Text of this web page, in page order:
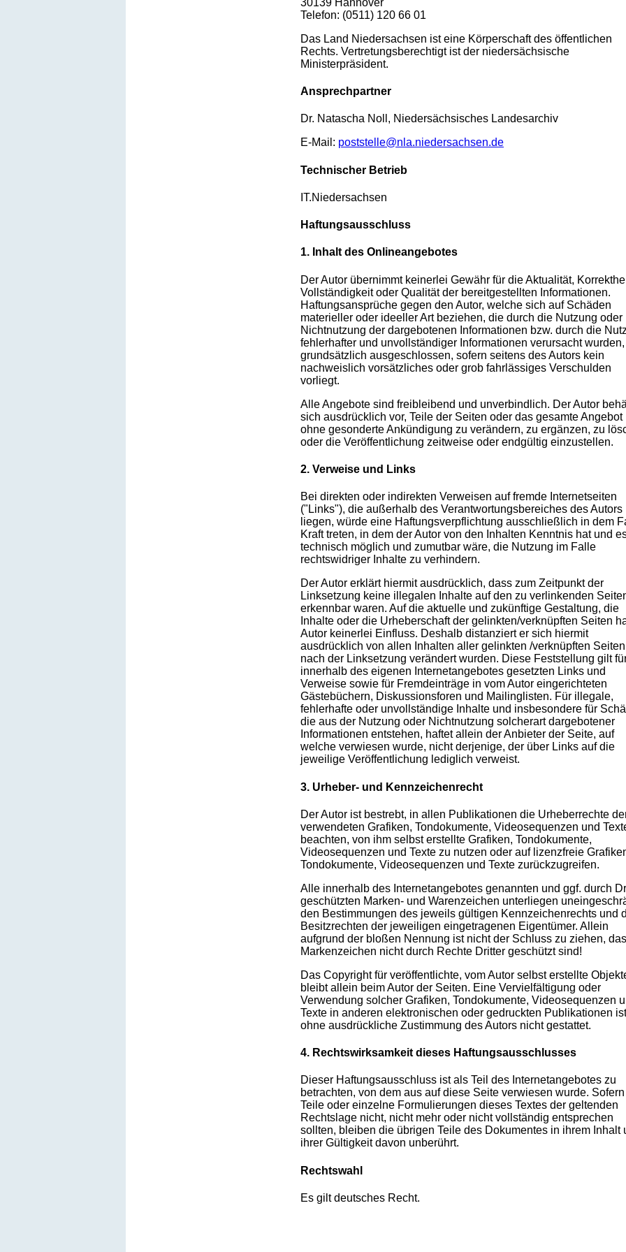
Telefon: (0511) 120 66 01
Das Land Niedersachsen ist eine Körperschaft des öffentlichen
Rechts. Vertretungsberechtigt ist der niedersächsische
Ministerpräsident.
Ansprechpartner
Dr. Natascha Noll, Niedersächsisches Landesarchiv
E-Mail: poststelle@nla.niedersachsen.de
Technischer Betrieb
IT.Niedersachsen
Haftungsausschluss
1. Inhalt des Onlineangebotes
Der Autor übernimmt keinerlei Gewähr für die Aktualität,
Vollständigkeit oder Qualität der bereitgestellten Informationen.
Haftungsansprüche gegen den Autor, welche sich auf Schäden
materieller oder ideeller Art beziehen, die durch die Nutzung oder
Nichtnutzung der dargebotenen Informationen bzw. durch die
fehlerhafter und unvollständiger Informationen verursacht
grundsätzlich ausgeschlossen, sofern seitens des Autors kein
nachweislich vorsätzliches oder grob fahrlässiges Verschulden
vorliegt.
Alle Angebote sind freibleibend und unverbindlich. Der Autor
sich ausdrücklich vor, Teile der Seiten oder das gesamte Angebot
ohne gesonderte Ankündigung zu verändern, zu ergänzen, zu
oder die Veröffentlichung zeitweise oder endgültig einzustellen.
2. Verweise und Links
Bei direkten oder indirekten Verweisen auf fremde Internetseiten
("Links"), die außerhalb des Verantwortungsbereiches des Autors
liegen, würde eine Haftungsverpflichtung ausschließlich in dem
Kraft treten, in dem der Autor von den Inhalten Kenntnis hat und
technisch möglich und zumutbar wäre, die Nutzung im Falle
rechtswidriger Inhalte zu verhindern.
Der Autor erklärt hiermit ausdrücklich, dass zum Zeitpunkt der
Linksetzung keine illegalen Inhalte auf den zu verlinkenden
erkennbar waren. Auf die aktuelle und zukünftige Gestaltung, die
Inhalte oder die Urheberschaft der gelinkten/verknüpften Seiten
Autor keinerlei Einfluss. Deshalb distanziert er sich hiermit
ausdrücklich von allen Inhalten aller gelinkten /verknüpften
nach der Linksetzung verändert wurden. Diese Feststellung gilt
innerhalb des eigenen Internetangebotes gesetzten Links und
Verweise sowie für Fremdeinträge in vom Autor eingerichteten
Gästebüchern, Diskussionsforen und Mailinglisten. Für illegale,
fehlerhafte oder unvollständige Inhalte und insbesondere für
die aus der Nutzung oder Nichtnutzung solcherart dargebotener
Informationen entstehen, haftet allein der Anbieter der Seite, auf
welche verwiesen wurde, nicht derjenige, der über Links auf die
jeweilige Veröffentlichung lediglich verweist.
3. Urheber- und Kennzeichenrecht
Der Autor ist bestrebt, in allen Publikationen die Urheberrechte
verwendeten Grafiken, Tondokumente, Videosequenzen und
beachten, von ihm selbst erstellte Grafiken, Tondokumente,
Videosequenzen und Texte zu nutzen oder auf lizenzfreie
Tondokumente, Videosequenzen und Texte zurückzugreifen.
Alle innerhalb des Internetangebotes genannten und ggf. durch
geschützten Marken- und Warenzeichen unterliegen
den Bestimmungen des jeweils gültigen Kennzeichenrechts und
Besitzrechten der jeweiligen eingetragenen Eigentümer. Allein
aufgrund der bloßen Nennung ist nicht der Schluss zu ziehen,
Markenzeichen nicht durch Rechte Dritter geschützt sind!
Das Copyright für veröffentlichte, vom Autor selbst erstellte
bleibt allein beim Autor der Seiten. Eine Vervielfältigung oder
Verwendung solcher Grafiken, Tondokumente, Videosequenzen
Texte in anderen elektronischen oder gedruckten Publikationen ist
ohne ausdrückliche Zustimmung des Autors nicht gestattet.
4. Rechtswirksamkeit dieses Haftungsausschlusses
Dieser Haftungsausschluss ist als Teil des Internetangebotes zu
betrachten, von dem aus auf diese Seite verwiesen wurde. Sofern
Teile oder einzelne Formulierungen dieses Textes der geltenden
Rechtslage nicht, nicht mehr oder nicht vollständig entsprechen
sollten, bleiben die übrigen Teile des Dokumentes in ihrem Inhalt
ihrer Gültigkeit davon unberührt.
Rechtswahl
Es gilt deutsches Recht.